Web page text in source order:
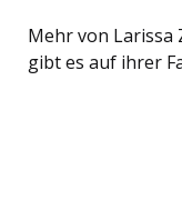
Mehr von Larissa
gibt es auf ihrer